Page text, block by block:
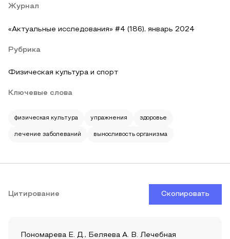
Журнал
«Актуальные исследования» #4 (186), январь 2024
Рубрика
Физическая культура и спорт
Ключевые слова
физическая культура упражнения здоровье
лечение заболеваний выносливость организма
Цитирование Скопировать
Пономарева Е. Д., Беляева А. В. Лечебная